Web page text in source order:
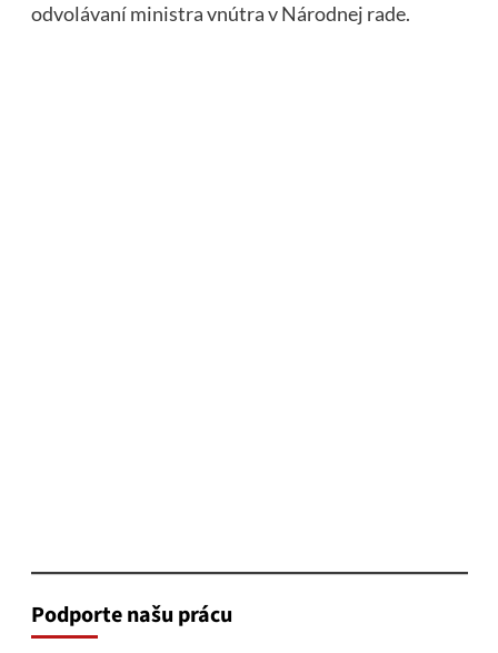
odvolávaní ministra vnútra v Národnej rade.
Podporte našu prácu